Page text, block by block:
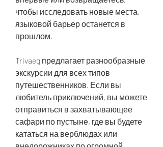
чтобы исследовать новые места,
языковой барьер останется в
прошлом.
Trivaeg предлагает разнообразные
экскурсии для всех типов
путешественников. Если вы
любитель приключений, вы можете
отправиться в захватывающее
сафари по пустыне, где вы будете
кататься на верблюдах или